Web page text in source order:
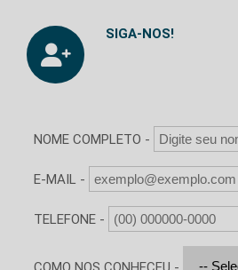
SIGA-NOS!
NOME COMPLETO -
E-MAIL -
TELEFONE -
COMO NOS CONHECEU -